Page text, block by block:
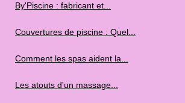
By'Piscine : fabricant et...
Couvertures de piscine : Quel...
Comment les spas aident la...
Les atouts d'un massage...